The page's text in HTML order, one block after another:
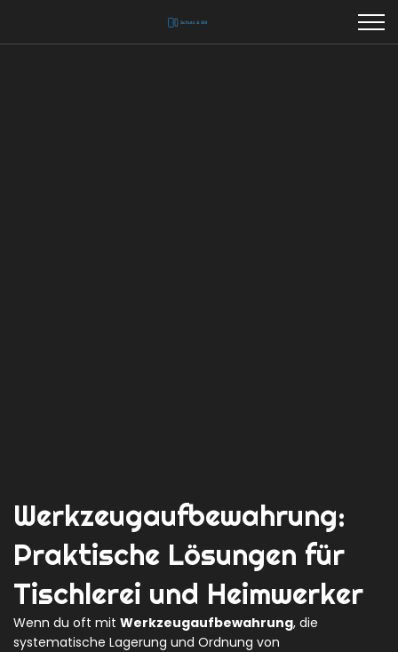
Werkzeugaufbewahrung:
Praktische Lösungen für
Tischlerei und Heimwerker
Wenn du oft mit Werkzeugaufbewahrung, die
systematische Lagerung und Ordnung von